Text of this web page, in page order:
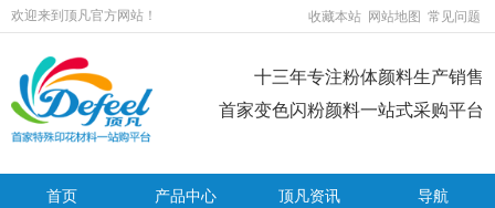
欢迎来到顶凡官方网站！ 收藏本站 网站地图 常见问题
十三年专注粉体颜料生产销售
首家变色闪粉颜料一站式采购平台
首页 产品中心 顶凡资讯 导航